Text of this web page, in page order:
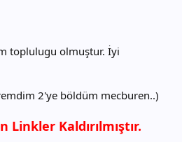
toplulugu olmuştur. İyi
2'ye böldüm mecburen..)
Linkler Kaldırılmıştır.